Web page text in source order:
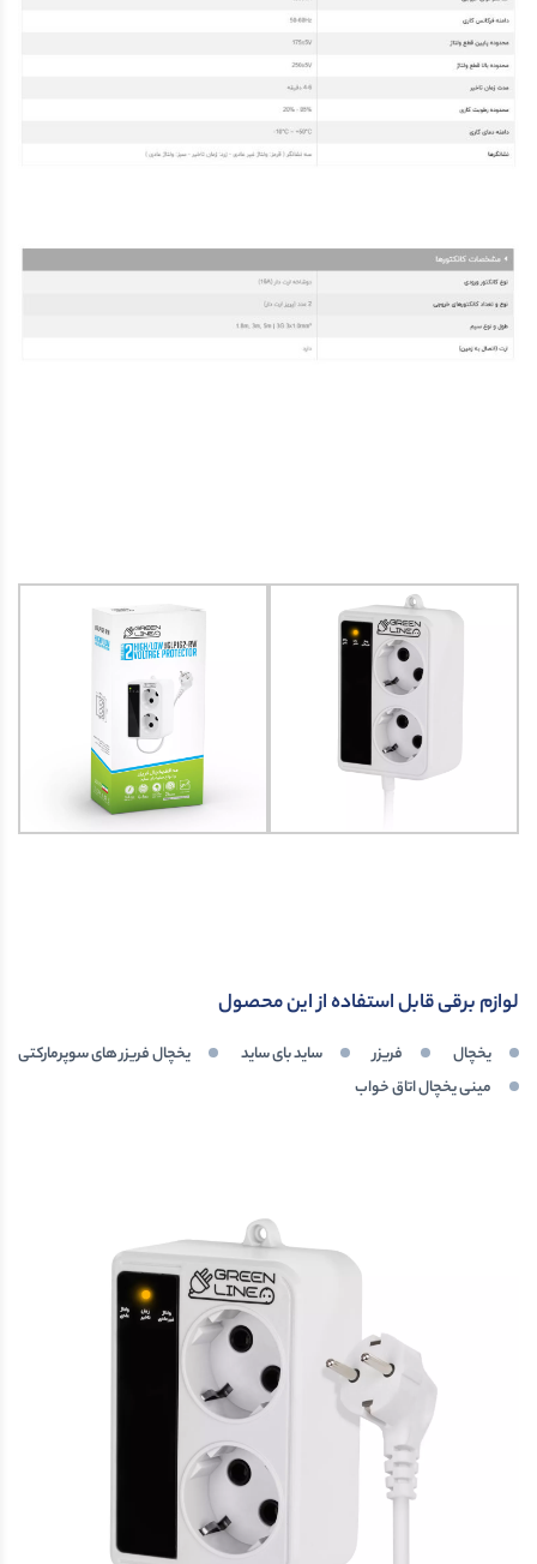
لوازم برقی قابل استفاده از این محصول
یخچال فریزر ساید بای ساید
یخچال فریزر های سوپرمارکتی
مینی یخچال اتاق خواب